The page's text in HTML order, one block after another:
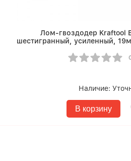
Лом-гвоздодер Kraftool
шестигранный, усиленный,
Наличие:
В корзину